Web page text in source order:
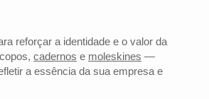
reforçar a identidade e o valor da
cadernos e moleskines —
a essência da sua empresa e